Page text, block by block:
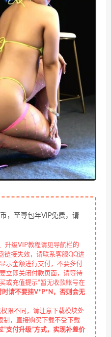
，至尊包年VIP免费，请
升级VIP教程请见导航栏的
链接失效，请联系客服QQ进
示金额进行支付，不要多付
立即关闭付款页面，请等待
或充值提示“暂无收款账号在
时请不要挂V*P*N，否则会无
限不同，请注意下载模块处
制，直接购买下载不受下载
“支付升级”方式，实现补差价